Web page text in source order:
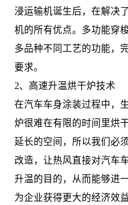
浸运输机诞生后，在解决
机的所有优点。多功能穿
多品种不同工艺的功能，
要求。
2、高速升温烘干炉技术
在汽车车身涂装过程中，
炉很难在有限的时间里烘
延长的空间，所以我们必
改造，让热风直接对汽车
升温的目的，从而能够进
为企业获得更大的经济效